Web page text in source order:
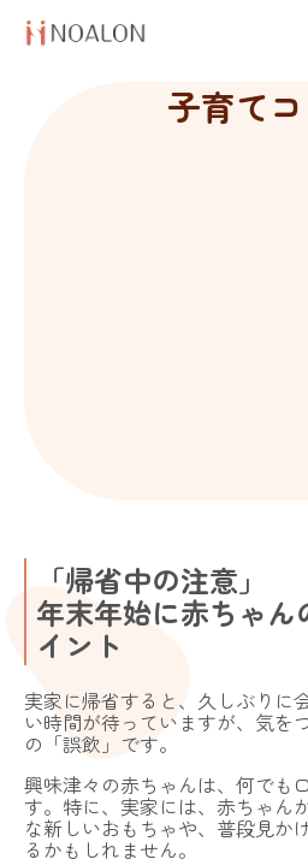
子育て
「帰省中の注意」
年末年始に赤ちゃん
イント
実家に帰省すると、久しぶりに
い時間が待っていますが、気を
の「誤飲」です。
興味津々の赤ちゃんは、何でも
す。特に、実家には、赤ちゃん
な新しいおもちゃや、普段見か
るかもしれません。